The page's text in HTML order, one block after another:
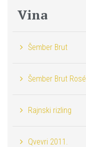
Vina
Šember Brut
Šember Brut Rosé
Rajnski rizling
Qvevri 2011.